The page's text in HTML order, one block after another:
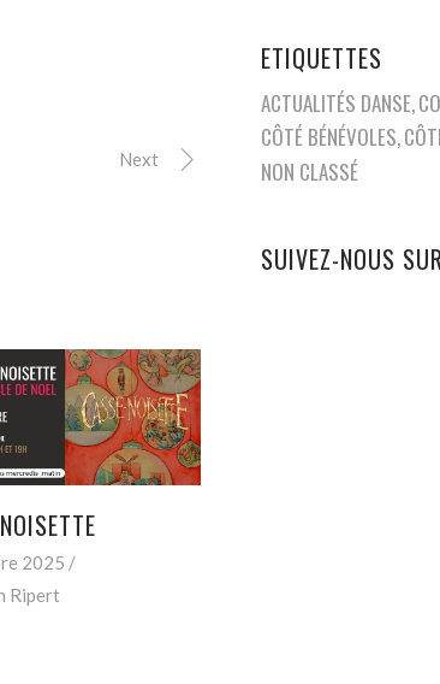
Next
2025
Ripert
ETIQUETTES
ACTUALITÉS DANSE
CÔTÉ BÉNÉVOLES
NON CLASSÉ
SUIVEZ-NOUS